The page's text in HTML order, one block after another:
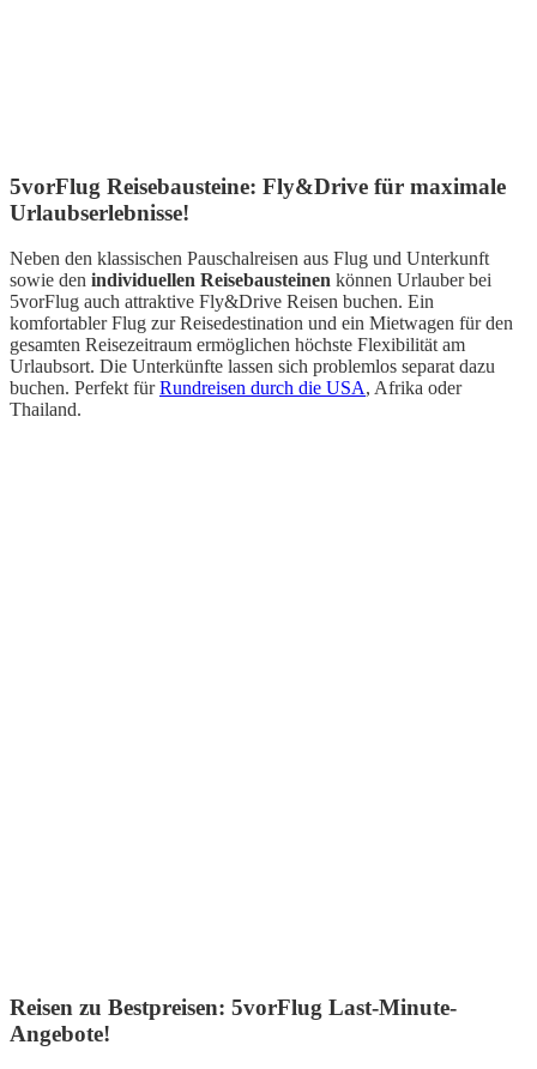
5vorFlug Reisebausteine: Fly&Drive für maximale
Urlaubserlebnisse!
Neben den klassischen Pauschalreisen aus Flug und Unterkunft
sowie den individuellen Reisebausteinen können Urlauber bei
5vorFlug auch attraktive Fly&Drive Reisen buchen. Ein
komfortabler Flug zur Reisedestination und ein Mietwagen für den
gesamten Reisezeitraum ermöglichen höchste Flexibilität am
Urlaubsort. Die Unterkünfte lassen sich problemlos separat dazu
buchen. Perfekt fürRundreisen durch die USA, Afrika oder
Thailand.
Reisen zu Bestpreisen: 5vorFlug Last-Minute-
Angebote!